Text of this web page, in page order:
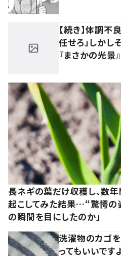
【続き】体調
任せろ」しかし
『まさかの光景
長ネギの葉だけ収穫し、数
起こしてみた結果…“驚愕の
の瞬間を目にしたのか」
洗濯物のカゴ
ってもいいです